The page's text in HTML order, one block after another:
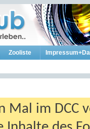
Zooliste
Mal im DCC